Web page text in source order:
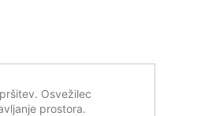
Osvežilec
prostora.